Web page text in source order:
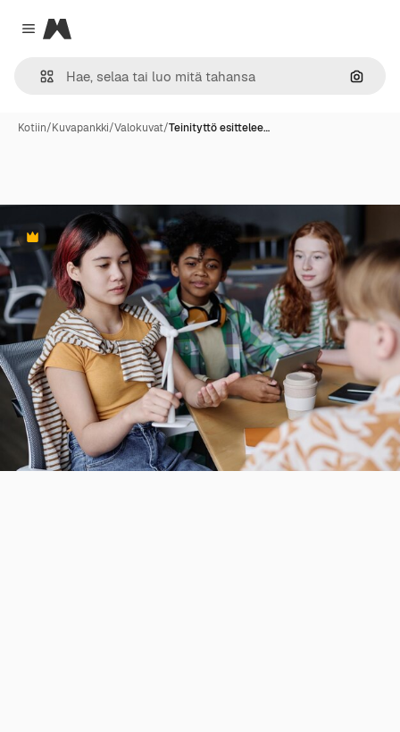
Close menu
Magnific
Hae
Kotiin/Kuvapankki/Valokuvat/Teinityttö esittelee…
Premium